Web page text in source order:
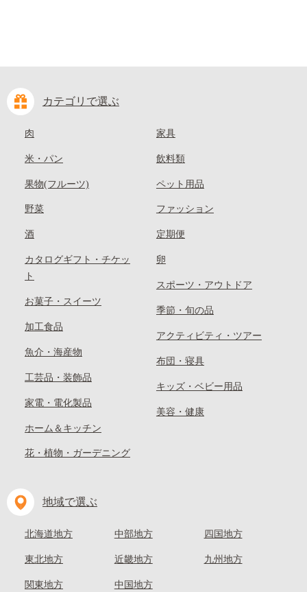
カテゴリで選ぶ
肉
米・パン
果物(フルーツ)
野菜
酒
カタログギフト・チケッ
ト
お菓子・スイーツ
加工食品
魚介・海産物
工芸品・装飾品
家電・電化製品
ホーム＆キッチン
花・植物・ガーデニング
家具
飲料類
ペット用品
ファッション
定期便
卵
スポーツ・アウトドア
季節・旬の品
アクティビティ・ツアー
布団・寝具
キッズ・ベビー用品
美容・健康
地域で選ぶ
北海道地方
東北地方
関東地方
中部地方
近畿地方
中国地方
四国地方
九州地方